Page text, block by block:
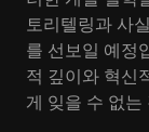
토리텔링과 사
를 선보일 예정
적 깊이와 혁신
게 잊을 수 없는